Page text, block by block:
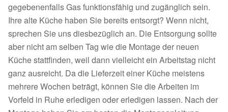
gegebenenfalls Gas funktionsfähig und zugänglich sein.
Ihre alte Küche haben Sie bereits entsorgt? Wenn nicht,
sprechen Sie uns diesbezüglich an. Die Entsorgung sollte
aber nicht am selben Tag wie die Montage der neuen
Küche stattfinden, weil dann vielleicht ein Arbeitstag nicht
ganz ausreicht. Da die Lieferzeit einer Küche meistens
mehrere Wochen beträgt, können Sie die Arbeiten im
Vorfeld in Ruhe erledigen oder erledigen lassen. Nach der